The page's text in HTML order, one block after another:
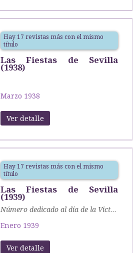
Hay 17 revistas más con el mismo
título
Las Fiestas de Sevilla
(1938)
Marzo 1938
Ver detalle
Hay 17 revistas más con el mismo
título
Las Fiestas de Sevilla
(1939)
Número dedicado al día de la Victoria
Enero 1939
Ver detalle